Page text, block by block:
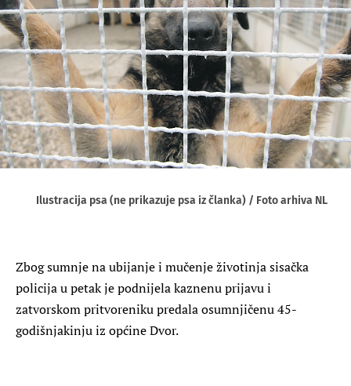
Ilustracija psa (ne prikazuje psa iz članka) / Foto arhiva NL
Zbog sumnje na ubijanje i mučenje životinja sisačka
policija u petak je podnijela kaznenu prijavu i
zatvorskom pritvoreniku predala osumnjičenu 45-
godišnjakinju iz općine Dvor.